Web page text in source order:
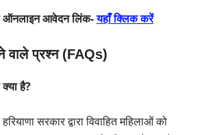
ऑनलाइन आवेदन लिंक-यहाँ क्लिक करें
वाले प्रश्न (FAQs)
क्या है?
सरकार द्वारा विवाहित महिलाओं को